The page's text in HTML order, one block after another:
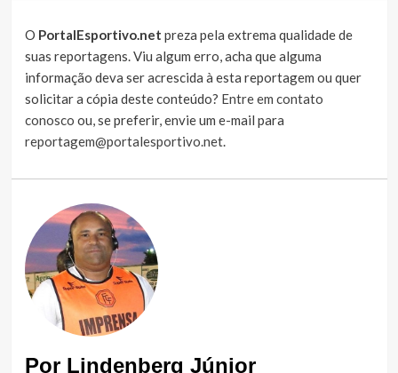
O PortalEsportivo.net preza pela extrema qualidade de
suas reportagens. Viu algum erro, acha que alguma
informação deva ser acrescida à esta reportagem ou quer
solicitar a cópia deste conteúdo? Entre em contato
conosco ou, se preferir, envie um e-mail para
reportagem@portalesportivo.net.
Por Lindenberg Júnior